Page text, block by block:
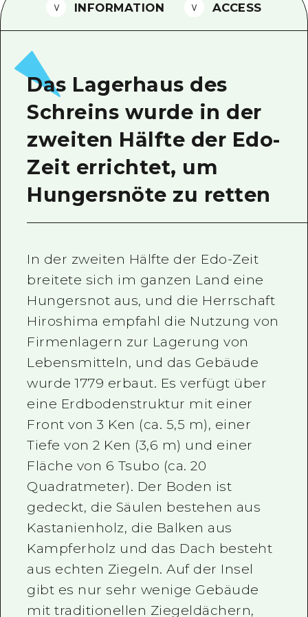
FAQs
Foto-Download
Transportinformationen bei
INFORMATION ACCESS
Das Lagerhaus des
Schreins wurde in der
zweiten Hälfte der Edo-
Zeit errichtet, um
Hungersnöte zu retten
In der zweiten Hälfte der Edo-Zeit
breitete sich im ganzen Land eine
Hungersnot aus, und die Herrschaft
Hiroshima empfahl die Nutzung von
Firmenlagern zur Lagerung von
Lebensmitteln, und das Gebäude
wurde 1779 erbaut. Es verfügt über
eine Erdbodenstruktur mit einer
Front von 3 Ken (ca. 5,5 m), einer
Tiefe von 2 Ken (3,6 m) und einer
Fläche von 6 Tsubo (ca. 20
Quadratmeter). Der Boden ist
gedeckt, die Säulen bestehen aus
Kastanienholz, die Balken aus
Kampferholz und das Dach besteht
aus echten Ziegeln. Auf der Insel
gibt es nur sehr wenige Gebäude
mit traditionellen Ziegeldächern,